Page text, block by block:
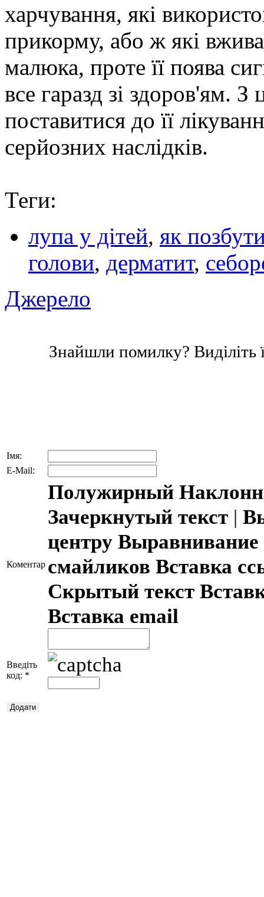
харчування, які
прикорму, або ж які
малюка, проте її поява
все гаразд зі здоров'ям.
поставитися до її
серйозних наслідків.
Теги:
лупа у дітей, як
голови, дерматит,
Джерело
Знайшли помилку? Виділіть
Імя:
E-Mail:
Коментар
Полужирный
Зачеркнутый текст |
центру
смайликов Вставка
Скрытый текст
Вставка email
Введіть
код: *